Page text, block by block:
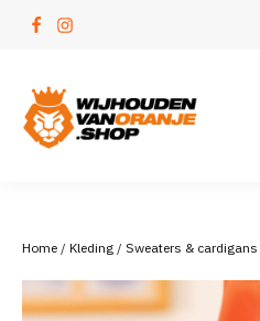
Home / Kleding / Sweaters & cardigans